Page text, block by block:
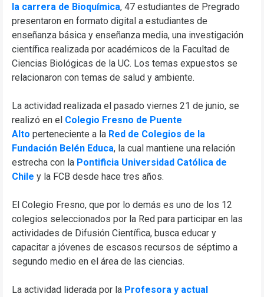
la carrera de Bioquímica, 47 estudiantes de Pregrado
presentaron en formato digital a estudiantes de
enseñanza básica y enseñanza media, una investigación
científica realizada por académicos de la Facultad de
Ciencias Biológicas de la UC. Los temas expuestos se
relacionaron con temas de salud y ambiente.
La actividad realizada el pasado viernes 21 de junio, se
realizó en el Colegio Fresno de Puente
Alto perteneciente a la Red de Colegios de la
Fundación Belén Educa, la cual mantiene una relación
estrecha con la Pontificia Universidad Católica de
Chile y la FCB desde hace tres años.
El Colegio Fresno, que por lo demás es uno de los 12
colegios seleccionados por la Red para participar en las
actividades de Difusión Científica, busca educar y
capacitar a jóvenes de escasos recursos de séptimo a
segundo medio en el área de las ciencias.
La actividad liderada por la Profesora y actual